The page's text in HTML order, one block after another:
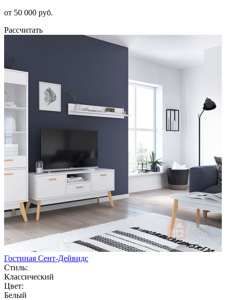
от 50 000 руб.
Рассчитать
Гостиная Сент-Дейвидс
Стиль:
Классический
Цвет:
Белый